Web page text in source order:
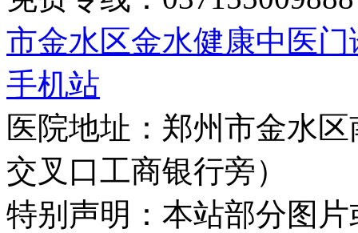
市金水区金水健康中医
手机站
医院地址：郑州市金水
交叉口工商银行旁）
特别声明：本站部分图